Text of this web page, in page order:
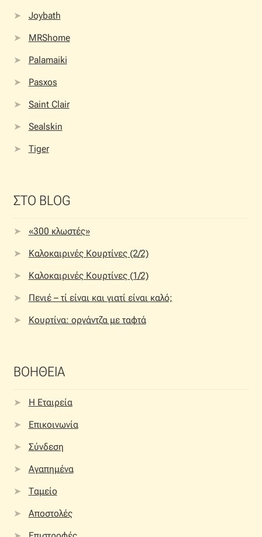
Joybath
MRShome
Palamaiki
Pasxos
Saint Clair
Sealskin
Tiger
ΣΤΟ BLOG
«300 κλωστές»
Καλοκαιρινές Κουρτίνες (2/2)
Καλοκαιρινές Κουρτίνες (1/2)
Πενιέ – τί είναι και γιατί είναι καλό;
Κουρτίνα: οργάντζα με ταφτά
ΒΟΗΘΕΙΑ
Η Εταιρεία
Επικοινωνία
Σύνδεση
Αγαπημένα
Ταμείο
Αποστολές